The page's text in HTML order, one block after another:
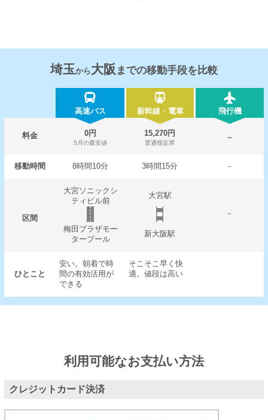
埼玉から大阪 までの移動手段を比較
高速バス 新幹線・電車 飛行機
料金 0円
5月の最安値
15,270円
普通指定席
－
移動時間 8時間10分 3時間15分 －
区間
大宮ソニックシ
ティビル前
大宮駅
－
梅田プラザモー
タープール
新大阪駅
ひとこと
安い。朝着で時
間の有効活用が
できる
そこそこ早く快
適。値段は高い
利用可能なお支払い方法
クレジットカード決済